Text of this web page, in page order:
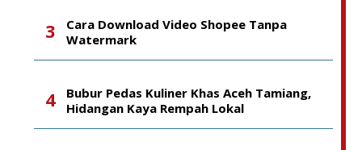
Cara Download Video Shopee Tanpa
Watermark
Bubur Pedas Kuliner Khas Aceh Tamiang,
Hidangan Kaya Rempah Lokal